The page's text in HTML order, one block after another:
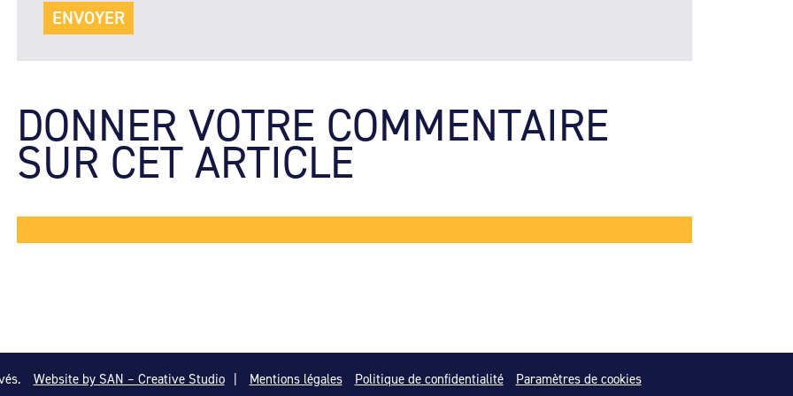
DONNER VOTRE COMMENTAIRE
SUR CET ARTICLE
Website by SAN – Creative Studio | Mentions légales Politique de confidentialité Paramètres de cookies